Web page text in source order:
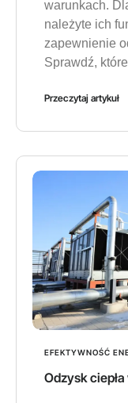
warunkach.
należyte ich
zapewnienie
Sprawdź,
Przeczytaj artykuł
EFEKTYWNOŚĆ
Odzysk